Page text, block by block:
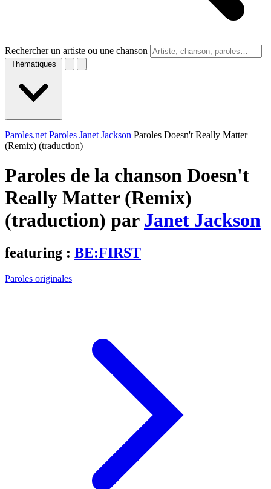
Rechercher un artiste ou une chanson
Thématiques
Paroles.net Paroles Janet Jackson Paroles Doesn't Really Matter
(Remix) (traduction)
Paroles de la chanson Doesn't
Really Matter (Remix)
(traduction) par Janet Jackson
featuring : BE:FIRST
Paroles originales